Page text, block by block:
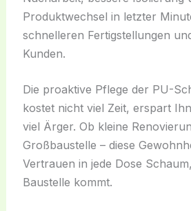
Produktwechsel in letzter
schnelleren Fertigstellungen
Kunden.
Die proaktive Pflege der PU-
kostet nicht viel Zeit, erspart
viel Ärger. Ob kleine
Großbaustelle – diese
Vertrauen in jede Dose
Baustelle kommt.